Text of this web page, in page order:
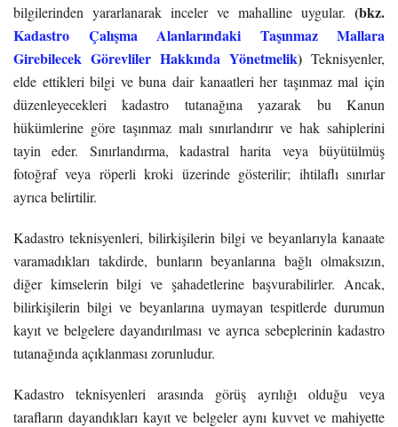
bilgilerinden yararlanarak inceler ve mahalline uygular. (bkz.
Kadastro Çalışma Alanlarındaki Taşınmaz Mallara
Girebilecek Görevliler Hakkında Yönetmelik) Teknisyenler,
elde ettikleri bilgi ve buna dair kanaatleri her taşınmaz mal için
düzenleyecekleri kadastro tutanağına yazarak bu Kanun
hükümlerine göre taşınmaz malı sınırlandırır ve hak sahiplerini
tayin eder. Sınırlandırma, kadastral harita veya büyütülmüş
fotoğraf veya röperli kroki üzerinde gösterilir; ihtilaflı sınırlar
ayrıca belirtilir.
Kadastro teknisyenleri, bilirkişilerin bilgi ve beyanlarıyla kanaate
varamadıkları takdirde, bunların beyanlarına bağlı olmaksızın,
diğer kimselerin bilgi ve şahadetlerine başvurabilirler. Ancak,
bilirkişilerin bilgi ve beyanlarına uymayan tespitlerde durumun
kayıt ve belgelere dayandırılması ve ayrıca sebeplerinin kadastro
tutanağında açıklanması zorunludur.
Kadastro teknisyenleri arasında görüş ayrılığı olduğu veya
tarafların dayandıkları kayıt ve belgeler aynı kuvvet ve mahiyette